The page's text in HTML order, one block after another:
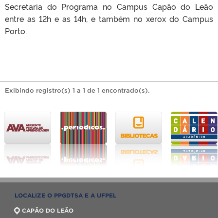
Secretaria do Programa no Campus Capão do Leão
entre as 12h e as 14h, e também no xerox do Campus
Porto.
Exibindo registro(s) 1 a 1 de 1 encontrado(s).
LOCALIZE O PPGDTSA E A UFPEL
CAPÃO DO LEÃO